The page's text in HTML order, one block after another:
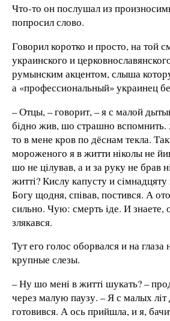
Что-то он послушал из
попросил слово.
Говорил коротко и просто, на той
украинского и
румынским акцентом, слыша
а «профессиональный» украинец
– Отцы, – говорит, – я с малой
бiдно жив, шо страшно вспомнить.
то в мене кров по дёснам текла.
мороженого я в житти нiколы не
шо не цiлував, а и за руку не брав
життi? Кислу капусту и
Богу щодня, спiвав, постився. А
сильно. Чую: смерть iде. И знаете,
злякався.
Тут его голос оборвался и на глаза
крупные слезы.
– Ну шо менi в життi шукать? –
через малую паузу. – Я с малых лiт
готовився. А ось прийшла, и я,